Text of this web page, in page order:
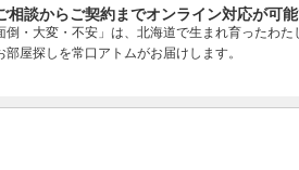
相談からご契約までオンライン対応が可
倒・大変・不安」は、北海道で生まれ育ったわ
屋探しを常口アトムがお届けします。